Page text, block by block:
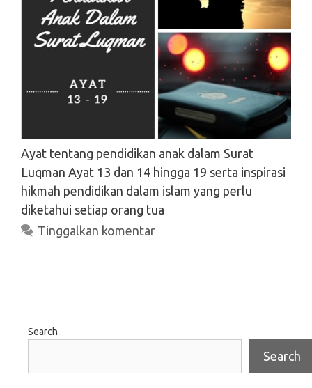
Ayat tentang pendidikan anak dalam Surat
Luqman Ayat 13 dan 14 hingga 19 serta inspirasi
hikmah pendidikan dalam islam yang perlu
diketahui setiap orang tua
Tinggalkan komentar
Search
Search